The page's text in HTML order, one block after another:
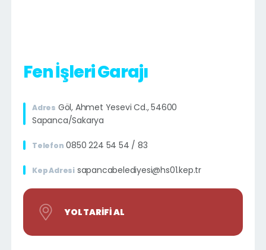
Fen İşleri Garajı
Adres Göl, Ahmet Yesevi Cd., 54600
Sapanca/Sakarya
Telefon 0850 224 54 54 / 83
Kep Adresi sapancabelediyesi@hs01.kep.tr
YOL TARIFI AL